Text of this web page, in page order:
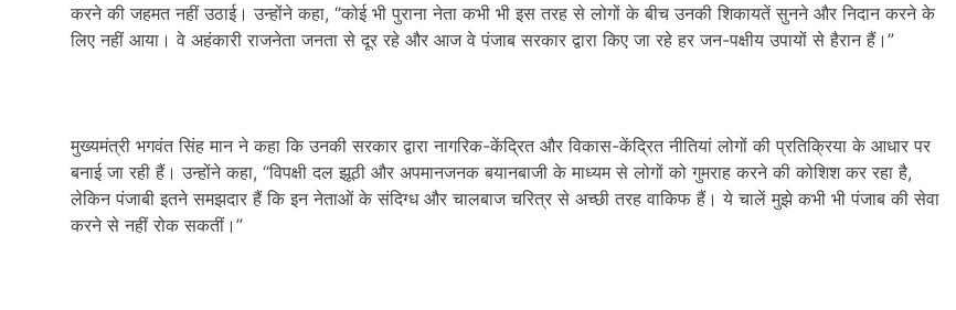
करने की जहमत नहीं उठाई। उन्होंने कहा, “कोई भी पुराना नेता कभी भी इस तरह से लोगों के बीच उनकी शिकायतें सुनने और निदान करने के
लिए नहीं आया। वे अहंकारी राजनेता जनता से दूर रहे और आज वे पंजाब सरकार द्वारा किए जा रहे हर जन-पक्षीय उपायों से हैरान हैं।”
मुख्यमंत्री भगवंत सिंह मान ने कहा कि उनकी सरकार द्वारा नागरिक-केंद्रित और विकास-केंद्रित नीतियां लोगों की प्रतिक्रिया के आधार पर
बनाई जा रही हैं। उन्होंने कहा, “विपक्षी दल झूठी और अपमानजनक बयानबाजी के माध्यम से लोगों को गुमराह करने की कोशिश कर रहा है,
लेकिन पंजाबी इतने समझदार हैं कि इन नेताओं के संदिग्ध और चालबाज चरित्र से अच्छी तरह वाकिफ हैं। ये चालें मुझे कभी भी पंजाब की सेवा
करने से नहीं रोक सकतीं।”